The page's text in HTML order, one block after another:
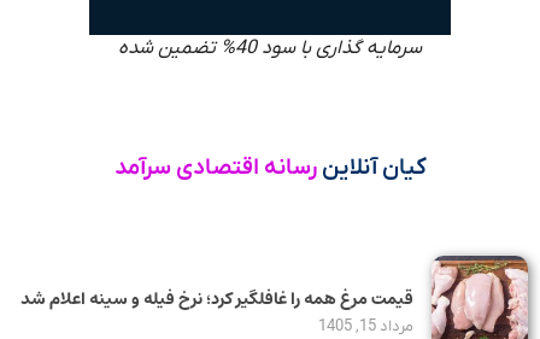
سرمایه گذاری با سود 40% تضمین شده
کیان آنلاین رسانه اقتصادی سرآمد
قیمت مرغ همه را غافلگیر کرد؛ نرخ فیله و سینه اعلام شد
مرداد 15, 1405